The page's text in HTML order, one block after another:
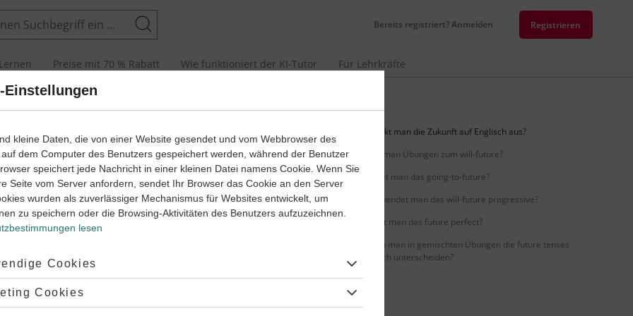
Bereits registriert? Anmelden Registrieren
Suchen
Preise mit 70 % Rabatt Wie funktioniert der KI-Tutor Für Lehrkräfte
Wie drückt man die Zukunft auf Englisch aus?
Wie löst man Übungen zum will-future?
Wie bildet man das going-to-future?
Wie verwendet man das will-future progressive?
Wie nutzt man das future perfect?
Wie kann man in gemischten Übungen die future tenses
in Englisch unterscheiden?
zu sprechen.Future-tenses-Übungenhelfen dir dabei, die
im Englischen zu verstehen. Dazu müssen bestimmte Regeln
beachtet werden. Manchmal ist eine genaue Abgrenzung
du alles, was du zu denFuture tensesbrauchst. Wenn du
kannst du auch mit den Klassenarbeiten als Generalprobe
Einstellungen
kleine Daten, die von einer Website gesendet und vom Webbrowser des
dem Computer des Benutzers gespeichert werden, während der Benutzer
speichert jede Nachricht in einer kleinen Datei namens Cookie. Wenn Sie
Seite vom Server anfordern, sendet Ihr Browser das Cookie an den Server
wurden als zuverlässiger Mechanismus für Websites entwickelt, um
zu speichern oder die Browsing-Aktivitäten des Benutzers aufzuzeichnen.
lesen
Cookies
Cookies